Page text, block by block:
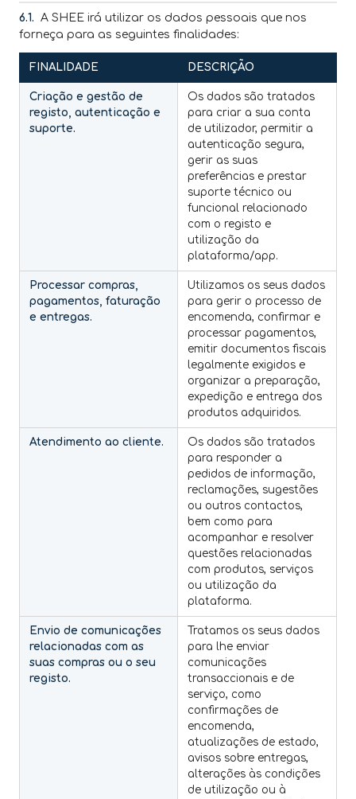
6.1. A SHEE irá utilizar os dados pessoais que nos
forneça para as seguintes finalidades:
FINALIDADE DESCRIÇÃO
Criação e gestão de
registo, autenticação e
suporte.
Os dados são tratados
para criar a sua conta
de utilizador, permitir a
autenticação segura,
gerir as suas
preferências e prestar
suporte técnico ou
funcional relacionado
com o registo e
utilização da
plataforma/app.
Processar compras,
pagamentos, faturação
e entregas.
Utilizamos os seus dados
para gerir o processo de
encomenda, confirmar e
processar pagamentos,
emitir documentos fiscais
legalmente exigidos e
organizar a preparação,
expedição e entrega dos
produtos adquiridos.
Atendimento ao cliente.
Os dados são tratados
para responder a
pedidos de informação,
reclamações, sugestões
ou outros contactos,
bem como para
acompanhar e resolver
questões relacionadas
com produtos, serviços
ou utilização da
plataforma.
Envio de comunicações
relacionadas com as
suas compras ou o seu
registo.
Tratamos os seus dados
para lhe enviar
comunicações
transaccionais e de
serviço, como
confirmações de
encomenda,
atualizações de estado,
avisos sobre entregas,
alterações às condições
de utilização ou à